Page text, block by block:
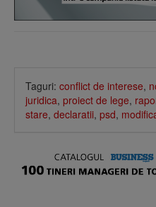
Taguri: conflict de interese,
juridica, proiect de lege,
stare, declaratii, psd,